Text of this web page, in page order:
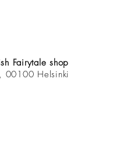
Fairytale shop
00100 Helsinki